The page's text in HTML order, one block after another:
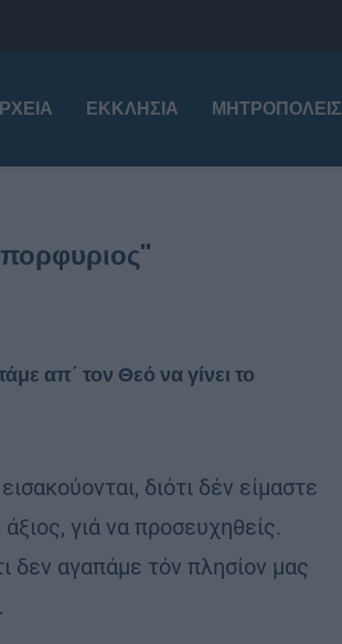
ΕΚΚΛΗΣΊΑ ΜΗΤΡΟΠΌΛΕΙΣ
απ΄ τον Θεό να γίνει το
διότι δέν είμαστε
άξιος, γιά να προσευχηθείς.
δεν αγαπάμε τόν πλησίον μας